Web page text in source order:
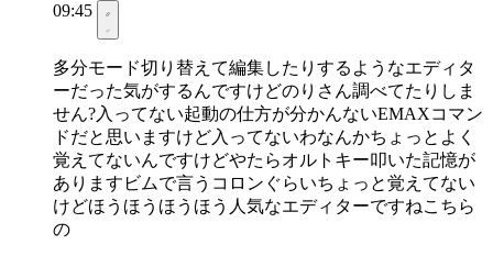
09:45
多分モード切り替えて編集したりするようなエディタ
ーだった気がするんですけどのりさん調べてたりしま
せん?入ってない起動の仕方が分かんないEMAXコマン
ドだと思いますけど入ってないわなんかちょっとよく
覚えてないんですけどやたらオルトキー叩いた記憶が
ありますビムで言うコロンぐらいちょっと覚えてない
けどほうほうほうほう人気なエディターですねこちら
の